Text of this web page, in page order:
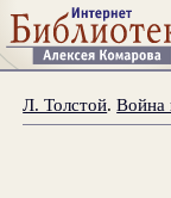
Л. Толстой.Война